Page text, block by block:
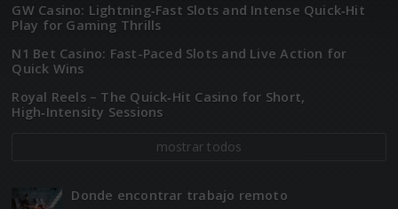
GW Casino: Lightning‑Fast Slots and Intense Quick‑Hit
Play for Gaming Thrills
N1 Bet Casino: Fast-Paced Slots and Live Action for
Quick Wins
Royal Reels – The Quick‑Hit Casino for Short,
High‑Intensity Sessions
mostrar todos
Donde encontrar trabajo remoto